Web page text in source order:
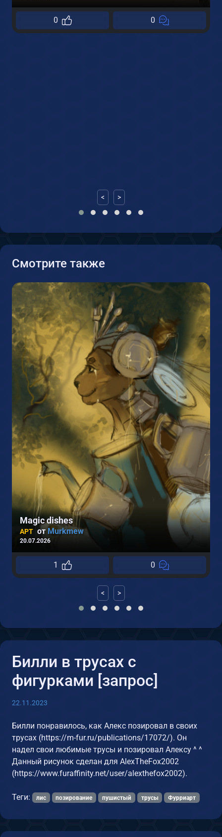
0 0
< >
Смотрите также
Magic dishes
АРТ от Murkmew
20.07.2026
1 0
< >
Билли в трусах c
фигурками [запрос]
22.11.2023
Билли понравилось, как Алекс позировал в своих
трусах (https://m-fur.ru/publications/17072/). Он
надел свои любимые трусы и позировал Алексу ^ ^
Данный рисунок сделан для AlexTheFox2002
(https://www.furaffinity.net/user/alexthefox2002).
Теги: лис позирование пушистый трусы Фурриарт